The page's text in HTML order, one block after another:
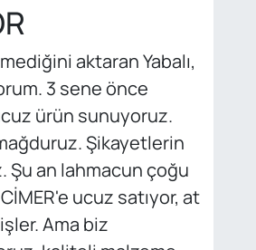
aktaran Yabalı,
3 sene önce
ürün sunuyoruz.
Şikayetlerin
Şu an lahmacun çoğu
ucuz satıyor, at
Ama biz